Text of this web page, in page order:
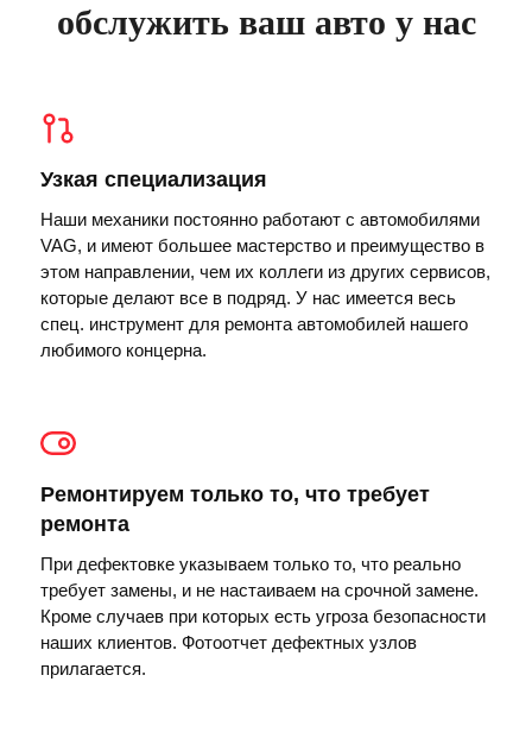
обслужить ваш авто у нас
Узкая специализация
Наши механики постоянно работают с автомобилями
VAG, и имеют большее мастерство и преимущество в
этом направлении, чем их коллеги из других сервисов,
которые делают все в подряд. У нас имеется весь
спец. инструмент для ремонта автомобилей нашего
любимого концерна.
Ремонтируем только то, что требует
ремонта
При дефектовке указываем только то, что реально
требует замены, и не настаиваем на срочной замене.
Кроме случаев при которых есть угроза безопасности
наших клиентов. Фотоотчет дефектных узлов
прилагается.